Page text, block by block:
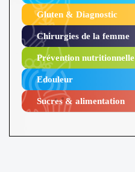
Gluten & Diagnostic
Chirurgies de la femme
Prévention nutritionnelle
Edouleur​
Sucres & alimentation​